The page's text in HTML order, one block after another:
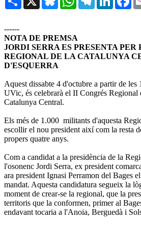
------
NOTA DE PREMSA
JORDI SERRA ES PRESENTA PER
REGIONAL DE LA CATALUNYA
D'ESQUERRA
Aquest dissabte 4 d'octubre a partir de
UVic, és celebrarà el II Congrés Regional
Catalunya Central.
Els més de 1.000 militants d'aquesta
escollir el nou president així com la resta
propers quatre anys.
Com a candidat a la presidència de la
l'osonenc Jordi Serra, ex president
ara president Ignasi Perramon del Bages
mandat. Aquesta candidatura segueix la
moment de crear-se la regional, que la
territoris que la conformen, primer al
endavant tocaria a l'Anoia, Berguedà i